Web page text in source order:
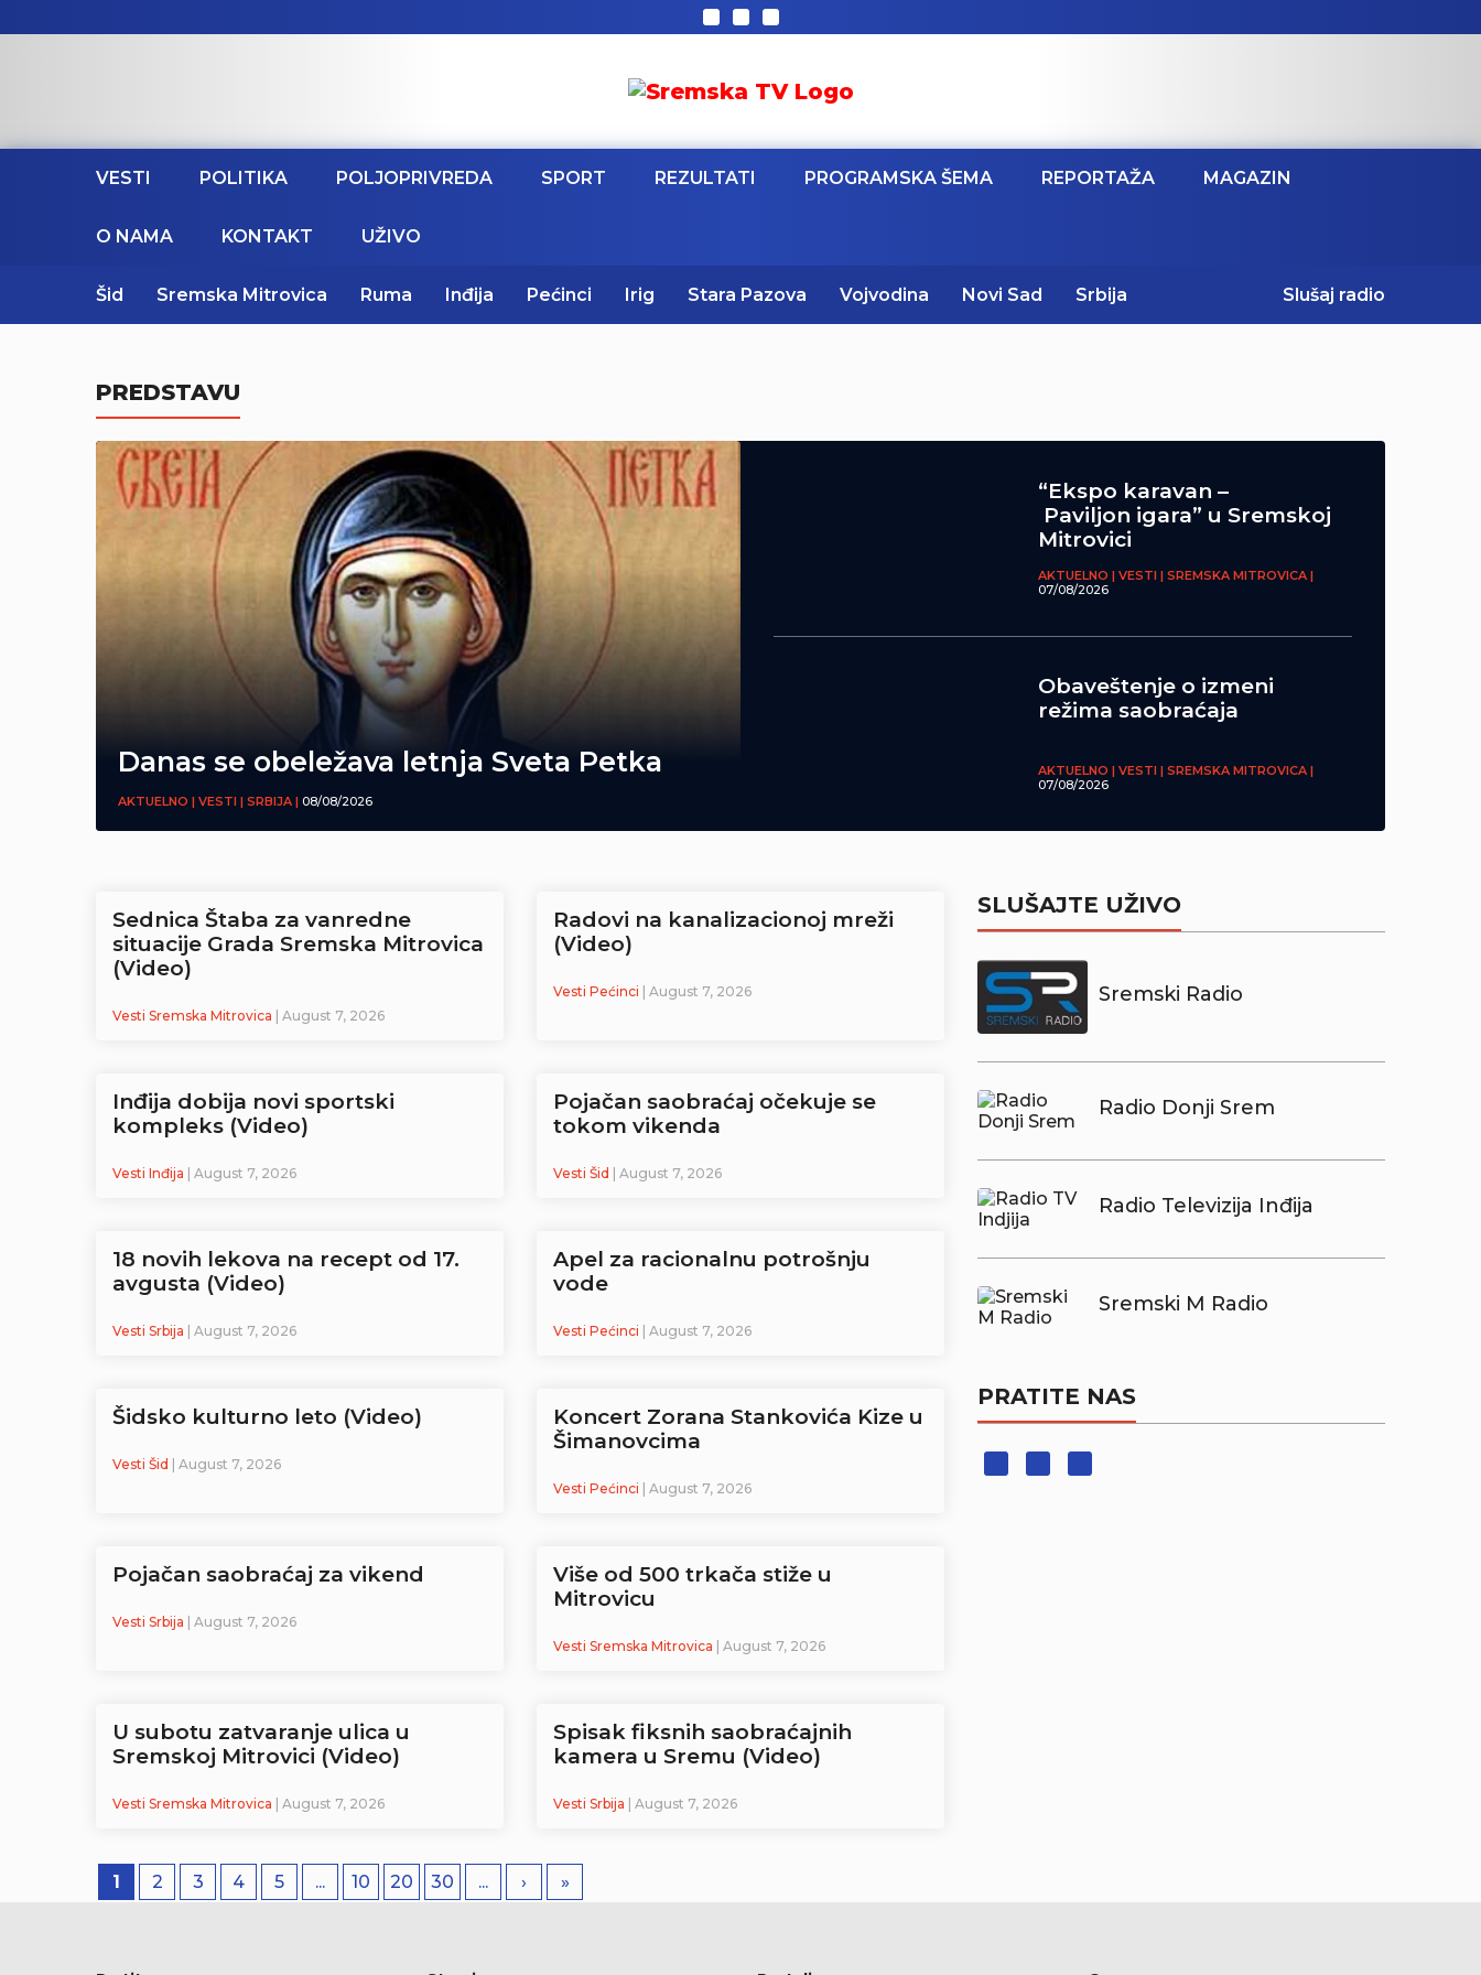
VESTI POLITIKA POLJOPRIVREDA SPORT REZULTATI PROGRAMSKA ŠEMA REPORTAŽA MAGAZIN
O NAMA KONTAKT UŽIVO
Šid Sremska Mitrovica Ruma Inđija Pećinci Irig Stara Pazova Vojvodina Novi Sad Srbija Slušaj radio
PREDSTAVU
Danas se obeležava letnja Sveta Petka
AKTUELNO | VESTI | SRBIJA | 08/08/2026
“Ekspo karavan –
Paviljon igara” u Sremskoj
Mitrovici
AKTUELNO | VESTI | SREMSKA MITROVICA |
07/08/2026
Obaveštenje o izmeni
režima saobraćaja
AKTUELNO | VESTI | SREMSKA MITROVICA |
07/08/2026
Sednica Štaba za vanredne
situacije Grada Sremska Mitrovica
(Video)
Vesti Sremska Mitrovica | August 7, 2026
Radovi na kanalizacionoj mreži
(Video)
Vesti Pećinci | August 7, 2026
Inđija dobija novi sportski
kompleks (Video)
Vesti Inđija | August 7, 2026
Pojačan saobraćaj očekuje se
tokom vikenda
Vesti Šid | August 7, 2026
18 novih lekova na recept od 17.
avgusta (Video)
Vesti Srbija | August 7, 2026
Apel za racionalnu potrošnju
vode
Vesti Pećinci | August 7, 2026
Šidsko kulturno leto (Video)
Vesti Šid | August 7, 2026
Koncert Zorana Stankovića Kize u
Šimanovcima
Vesti Pećinci | August 7, 2026
Pojačan saobraćaj za vikend
Vesti Srbija | August 7, 2026
Više od 500 trkača stiže u
Mitrovicu
Vesti Sremska Mitrovica | August 7, 2026
U subotu zatvaranje ulica u
Sremskoj Mitrovici (Video)
Vesti Sremska Mitrovica | August 7, 2026
Spisak fiksnih saobraćajnih
kamera u Sremu (Video)
Vesti Srbija | August 7, 2026
1 2 3 4 5 ... 10 20 30 ... › »
SLUŠAJTE UŽIVO
Sremski Radio
Radio Donji Srem
Radio Televizija Inđija
Sremski M Radio
PRATITE NAS